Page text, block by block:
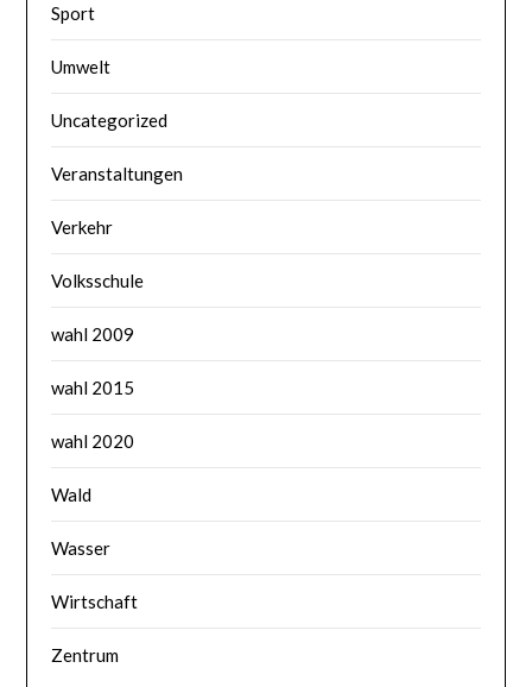
Sport
Umwelt
Uncategorized
Veranstaltungen
Verkehr
Volksschule
wahl 2009
wahl 2015
wahl 2020
Wald
Wasser
Wirtschaft
Zentrum